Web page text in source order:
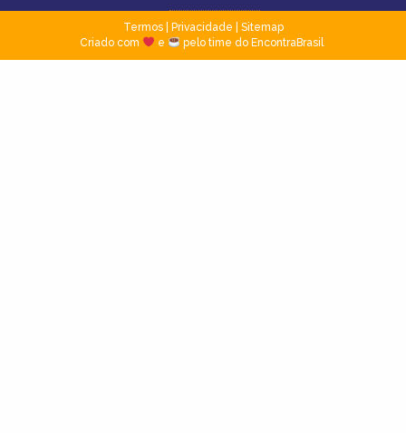
Termos| Privacidade
Sitemap
Criado com
e pelo time do EncontraBrasil